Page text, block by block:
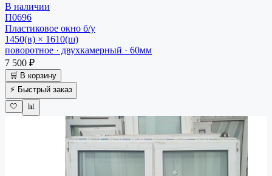
В наличии
П0696
Пластиковое окно б/у
1450(в) × 1610(ш)
поворотное · двухкамерный · 60мм
7 500 ₽
🛒 В корзину
⚡ Быстрый заказ
🤍
📊